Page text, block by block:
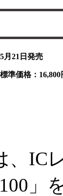
5月21日発売
標準価格：16,800
、IC
」